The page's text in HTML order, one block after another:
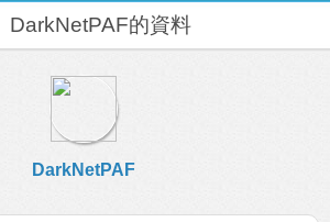
DarkNetPAF的資料
DarkNetPAF